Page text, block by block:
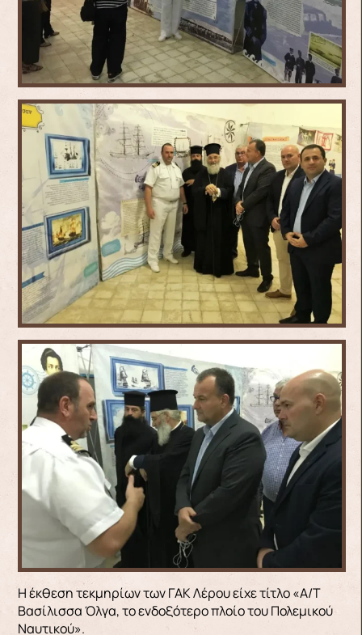
Η έκθεση τεκμηρίων των ΓΑΚ Λέρου είχε τίτλο «Α/Τ
Βασίλισσα Όλγα, το ενδοξότερο πλοίο του Πολεμικού
Ναυτικού».